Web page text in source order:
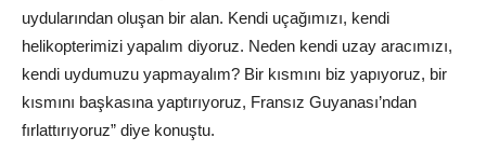
uydularından oluşan bir alan. Kendi uçağımızı, kendi
helikopterimizi yapalım diyoruz. Neden kendi uzay aracımızı,
kendi uydumuzu yapmayalım? Bir kısmını biz yapıyoruz, bir
kısmını başkasına yaptırıyoruz, Fransız Guyanası’ndan
fırlattırıyoruz” diye konuştu.